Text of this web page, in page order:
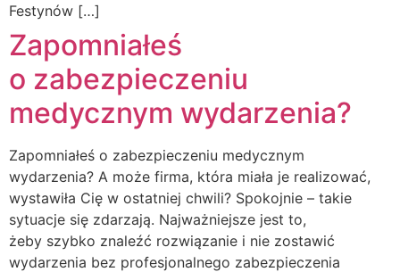
Festynów […]
Zapomniałeś
o zabezpieczeniu
medycznym wydarzenia?
Zapomniałeś o zabezpieczeniu medycznym
wydarzenia? A może firma, która miała je realizować,
wystawiła Cię w ostatniej chwili? Spokojnie – takie
sytuacje się zdarzają. Najważniejsze jest to,
żeby szybko znaleźć rozwiązanie i nie zostawić
wydarzenia bez profesjonalnego zabezpieczenia